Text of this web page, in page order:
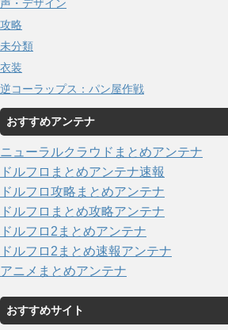
声・デザイン
攻略
未分類
衣装
逆コーラップス：パン屋作戦
おすすめアンテナ
ニューラルクラウドまとめアンテナ
ドルフロまとめアンテナ速報
ドルフロ攻略まとめアンテナ
ドルフロまとめ攻略アンテナ
ドルフロ2まとめアンテナ
ドルフロ2まとめ速報アンテナ
アニメまとめアンテナ
おすすめサイト